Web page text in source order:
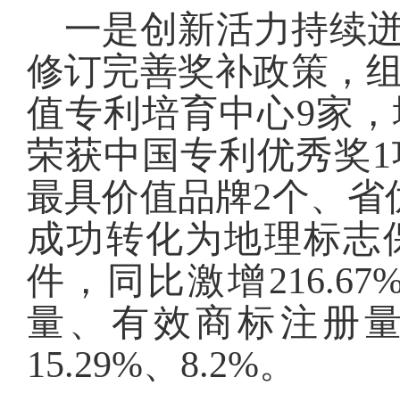
一是创新活力持续
修订完善奖补政策，
值专利培育中心9家
荣获中国专利优秀奖
最具价值品牌2个、
成功转化为地理标志
件，同比激增
量、有效商标注册
15.29%、8.2%。